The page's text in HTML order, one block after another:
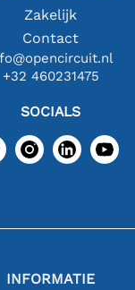
Zakelijk
Contact
+32 460231475
SOCIALS
INFORMATIE